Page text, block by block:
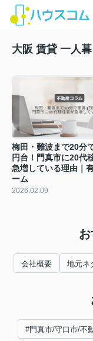
大阪 賃貸 一人
梅田・難波まで20分
円台！門真市に20代
急増している理由｜
ーム
2026.02.09
会社概要 地元ネ
#門真市/守口市/不